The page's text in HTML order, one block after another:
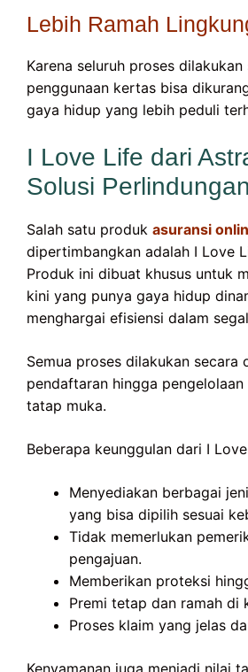
Lebih Ramah
Karena seluruh proses
penggunaan kertas bisa
gaya hidup yang lebih peduli
I Love Life dari
Solusi
Salah satu produk asuransi
dipertimbangkan adalah I Love
Produk ini dibuat khusus untuk
kini yang punya gaya hidup
menghargai efisiensi dalam
Semua proses dilakukan secara
pendaftaran hingga
tatap muka.
Beberapa keunggulan dari I
Menyediakan berbagai
yang bisa dipilih sesuai
Tidak memerlukan
pengajuan.
Memberikan proteksi
Premi tetap dan ramah di
Proses klaim yang jelas